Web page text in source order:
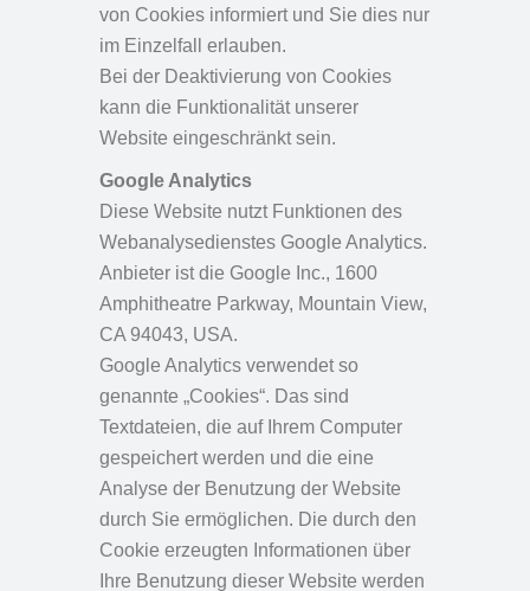
von Cookies informiert und Sie dies nur
im Einzelfall erlauben.
Bei der Deaktivierung von Cookies
kann die Funktionalität unserer
Website eingeschränkt sein.
Google Analytics
Diese Website nutzt Funktionen des
Webanalysedienstes Google Analytics.
Anbieter ist die Google Inc., 1600
Amphitheatre Parkway, Mountain View,
CA 94043, USA.
Google Analytics verwendet so
genannte „Cookies“. Das sind
Textdateien, die auf Ihrem Computer
gespeichert werden und die eine
Analyse der Benutzung der Website
durch Sie ermöglichen. Die durch den
Cookie erzeugten Informationen über
Ihre Benutzung dieser Website werden